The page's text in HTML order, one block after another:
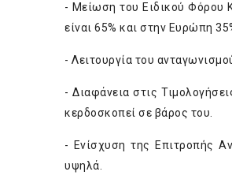
- Μείωση του Ειδικού Φόρου
είναι 65% και στην Ευρώπη
- Λειτουργία του
- Διαφάνεια στις
κερδοσκοπεί σε βάρος του.
- Ενίσχυση της Επιτροπής
υψηλά.